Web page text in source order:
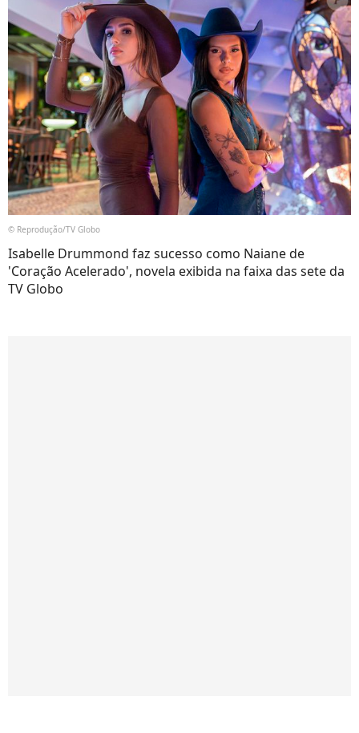
© Reprodução/TV Globo
Isabelle Drummond faz sucesso como Naiane de
'Coração Acelerado', novela exibida na faixa das sete da
TV Globo